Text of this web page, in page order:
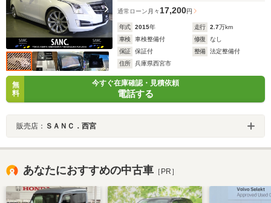
通常ローン 月々17,200円
年式 2015年 走行 2.7万km
車検
車検整備付 修復
なし
保証
保証付 整備
法定整備付
住所
兵庫県西宮市
無
料
今すぐ在庫確認・見積依頼
電話する
販売店： ＳＡＮＣ．西宮
あなたにおすすめの中古車 ［PR］